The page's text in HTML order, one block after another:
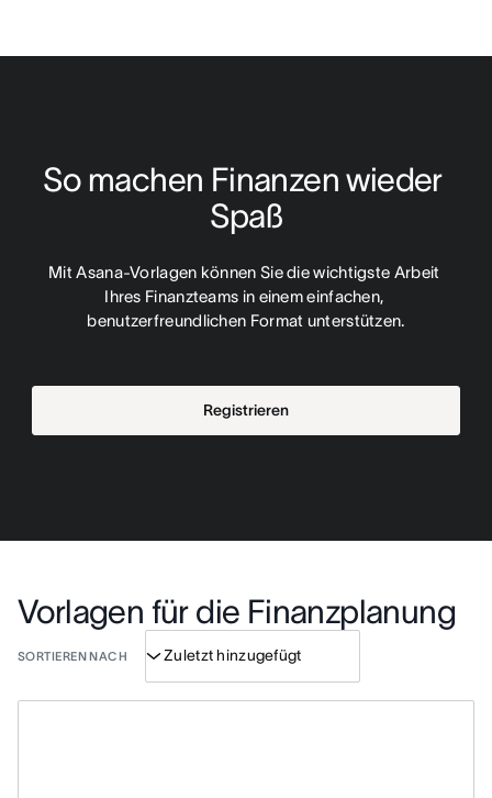
So machen Finanzen wieder
Spaß
Mit Asana-Vorlagen können Sie die wichtigste Arbeit
Ihres Finanzteams in einem einfachen,
benutzerfreundlichen Format unterstützen.
Registrieren
Vorlagen für die Finanzplanung
SORTIEREN NACH